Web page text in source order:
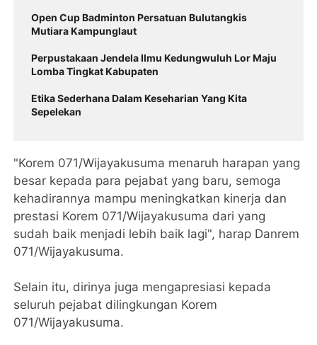
Open Cup Badminton Persatuan Bulutangkis
Mutiara Kampunglaut
Perpustakaan Jendela Ilmu Kedungwuluh Lor Maju
Lomba Tingkat Kabupaten
Etika Sederhana Dalam Keseharian Yang Kita
Sepelekan
"Korem 071/Wijayakusuma menaruh harapan yang
besar kepada para pejabat yang baru, semoga
kehadirannya mampu meningkatkan kinerja dan
prestasi Korem 071/Wijayakusuma dari yang
sudah baik menjadi lebih baik lagi", harap Danrem
071/Wijayakusuma.
Selain itu, dirinya juga mengapresiasi kepada
seluruh pejabat dilingkungan Korem
071/Wijayakusuma.